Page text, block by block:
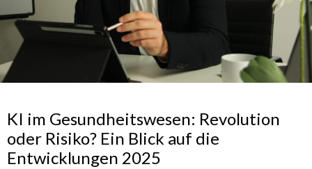
KI im Gesundheitswesen: Revolution
oder Risiko? Ein Blick auf die
Entwicklungen 2025